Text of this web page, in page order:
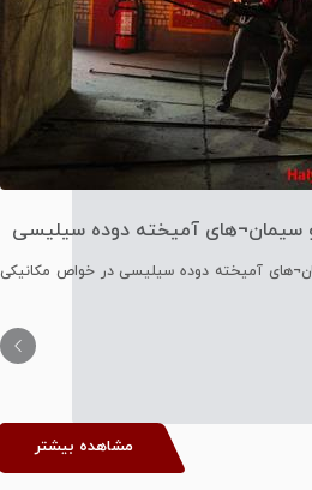
آمیخته دوده سیلیسی
بتن
آمیخته دوده سیلیسی در خواص مکانیکی
مشاهده بیشتر